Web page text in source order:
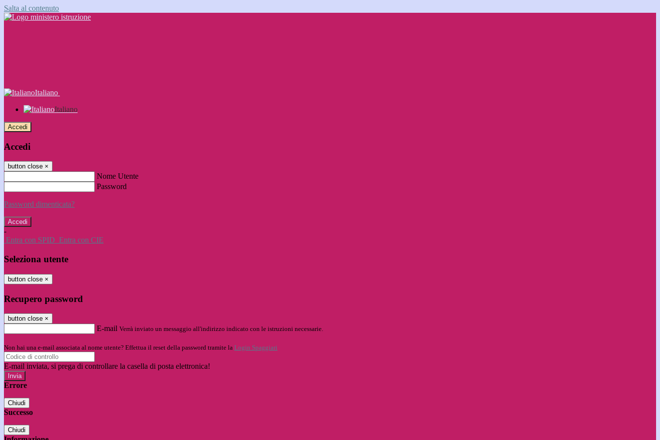
Salta al contenuto
Italiano
Italiano
Accedi
Accedi
button close ×
Nome Utente
Password
Password dimenticata?
-
Entra con SPID Entra con CIE
Seleziona utente
button close ×
Recupero password
button close ×
E-mail Verrà inviato un messaggio all'indirizzo indicato con le istruzioni necessarie.
Non hai una e-mail associata al nome utente? Effettua il reset della password tramite la Login Spaggiari
E-mail inviata, si prega di controllare la casella di posta elettronica!
Errore
Chiudi
Successo
Chiudi